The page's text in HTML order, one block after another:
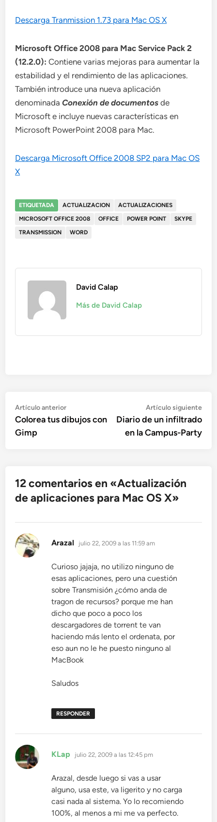
Descarga Tranmission 1.73 para Mac OS X
Microsoft Office 2008 para Mac Service Pack 2
(12.2.0): Contiene varias mejoras para aumentar la
estabilidad y el rendimiento de las aplicaciones.
También introduce una nueva aplicación
denominadaConexión de documentos de
Microsoft e incluye nuevas características en
Microsoft PowerPoint 2008 para Mac.
Descarga Microsoft Office 2008 SP2 para Mac OS
X
ETIQUETADA ACTUALIZACION
ACTUALIZACIONES
MICROSOFT OFFICE 2008
OFFICE POWER POINT
SKYPE
TRANSMISSION
WORD
David Calap
Más de David Calap
Navegación
de
entradas
Artículo anteriorArtículo
anterior:
Colorea tus dibujos con
Gimp
Artículo siguiente
Diario de un infiltrado
en la Campus-Party
12 comentarios en «Actualización
de aplicaciones para Mac OS X»
Arazal dice:
julio 22, 2009 a las 11:59 am
Curioso jajaja, no utilizo ninguno de
esas aplicaciones, pero una cuestión
sobre Transmisión ¿cómo anda de
tragon de recursos? porque me han
dicho que poco a poco los
descargadores de torrent te van
haciendo más lento el ordenata, por
eso aun no le he puesto ninguno al
MacBook
Saludos
RESPONDER
KLap dice:
julio 22, 2009 a las 12:45 pm
Arazal, desde luego si vas a usar
alguno, usa este, va ligerito y no carga
casi nada al sistema. Yo lo recomiendo
100%, al menos a mi me va perfecto.